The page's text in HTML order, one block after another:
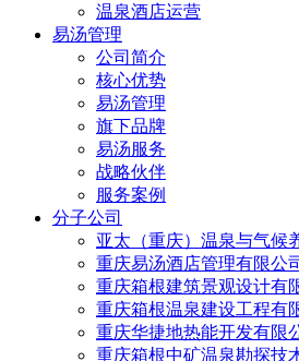
温泉酒店运营
易汤管理
公司简介
核心优势
易汤管理
旗下品牌
易汤服务
战略伙伴
服务案例
分子公司
亚太（重庆）温泉与气候
重庆易汤酒店管理有限公
重庆箱根建筑景观设计有
重庆箱根温泉建设工程有
重庆华捷地热能开发有限
重庆箱根中矿温泉勘探技